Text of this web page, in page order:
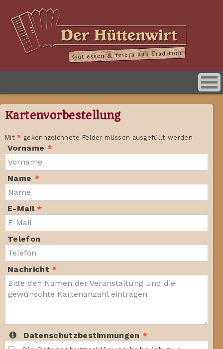
Willkommen
Veranstaltungen
Bildergalerie
Videos
Wesertaler Musikanten
Vorverkauf
Kontakt
Kartenvorbestellung
Mit* gekennzeichnete Felder müssen ausgefüllt werden
Vorname *
Name *
E-Mail *
Telefon
Nachricht *
Datenschutzbestimmungen *